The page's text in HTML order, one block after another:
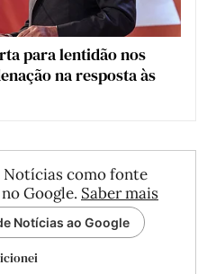
para lentidão nos
na resposta às
Notícias como fonte
Google. Saber mais
Notícias ao Google